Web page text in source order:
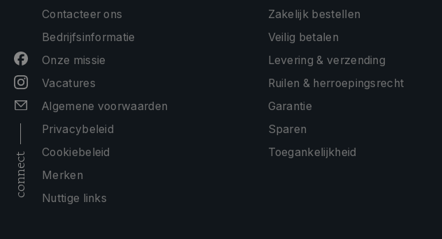
connect
Contacteer ons
Bedrijfsinformatie
Onze missie
Vacatures
Algemene voorwaarden
Privacybeleid
Cookiebeleid
Merken
Nuttige links
Zakelijk bestellen
Veilig betalen
Levering & verzending
Ruilen & herroepingsrecht
Garantie
Sparen
Toegankelijkheid